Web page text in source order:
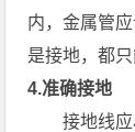
内，金属管
是接地，都
4.准确接地
接地线应